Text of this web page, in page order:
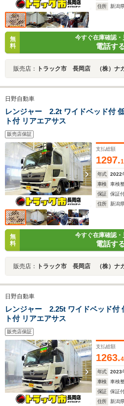
住所
新潟
無
料
今すぐ在庫確認・
電話す
販売店： トラック市 長岡店 （株）ナ
日野自動車
レンジャー 2.2t ワイドベッド付
ト付 リアエアサス
販売店保証
支払総額
1297.1
年式 2022
車検
車検
保証
保証
住所
新潟
無
料
今すぐ在庫確認・
電話す
販売店： トラック市 長岡店 （株）ナ
日野自動車
レンジャー 2.25t ワイドベッド
ト付 リアエアサス
販売店保証
支払総額
1263.4
年式 2023
車検
車検
保証
保証
住所
新潟